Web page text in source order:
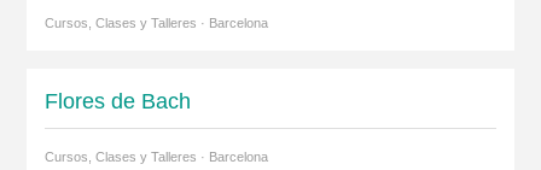
Cursos, Clases y Talleres · Barcelona
Flores de Bach
Cursos, Clases y Talleres · Barcelona